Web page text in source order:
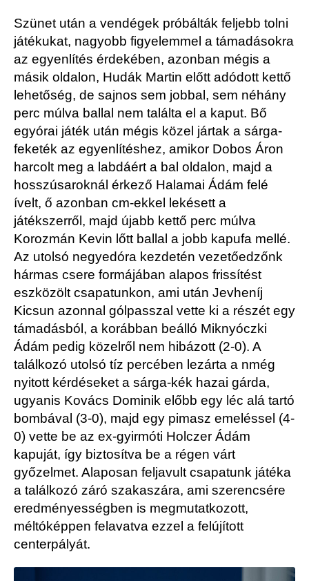
Szünet után a vendégek próbálták feljebb tolni
játékukat, nagyobb figyelemmel a támadásokra
az egyenlítés érdekében, azonban mégis a
másik oldalon, Hudák Martin előtt adódott kettő
lehetőség, de sajnos sem jobbal, sem néhány
perc múlva ballal nem találta el a kaput. Bő
egyórai játék után mégis közel jártak a sárga-
feketék az egyenlítéshez, amikor Dobos Áron
harcolt meg a labdáért a bal oldalon, majd a
hosszúsaroknál érkező Halamai Ádám felé
ívelt, ő azonban cm-ekkel lekésett a
játékszerről, majd újabb kettő perc múlva
Korozmán Kevin lőtt ballal a jobb kapufa mellé.
Az utolsó negyedóra kezdetén vezetőedzőnk
hármas csere formájában alapos frissítést
eszközölt csapatunkon, ami után Jevheníj
Kicsun azonnal gólpasszal vette ki a részét egy
támadásból, a korábban beálló Miknyóczki
Ádám pedig közelről nem hibázott (2-0). A
találkozó utolsó tíz percében lezárta a nmég
nyitott kérdéseket a sárga-kék hazai gárda,
ugyanis Kovács Dominik előbb egy léc alá tartó
bombával (3-0), majd egy pimasz emeléssel (4-
0) vette be az ex-gyirmóti Holczer Ádám
kapuját, így biztosítva be a régen várt
győzelmet. Alaposan feljavult csapatunk játéka
a találkozó záró szakaszára, ami szerencsére
eredményességben is megmutatkozott,
méltóképpen felavatva ezzel a felújított
centerpályát.